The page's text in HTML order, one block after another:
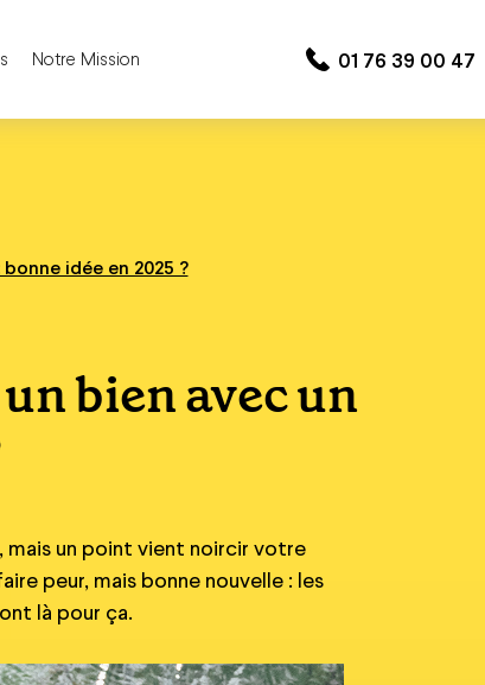
Notre Mission 01 76 39 00 47
idée en 2025 ?
bien avec un
mais un point vient noircir votre
peur, mais bonne nouvelle : les
là pour ça.